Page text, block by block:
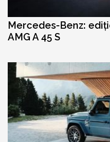
Mercedes-Benz:
AMG A 45 S